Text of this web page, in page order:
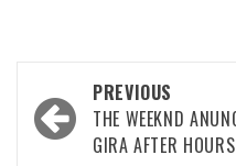
PREVIOUS
THE WEEKND
GIRA AFTER